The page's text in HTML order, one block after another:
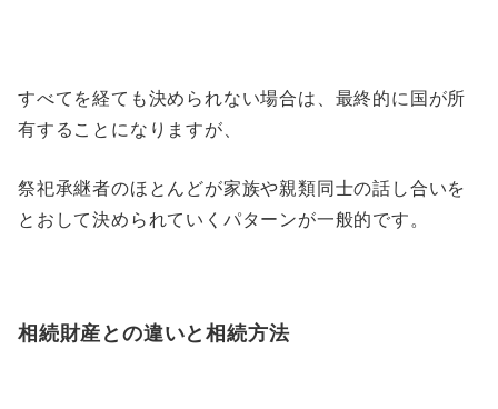
すべてを経ても決められない場合は、最終的に国が所
有することになりますが、
祭祀承継者のほとんどが家族や親類同士の話し合いを
とおして決められていくパターンが一般的です。
相続財産との違いと相続方法